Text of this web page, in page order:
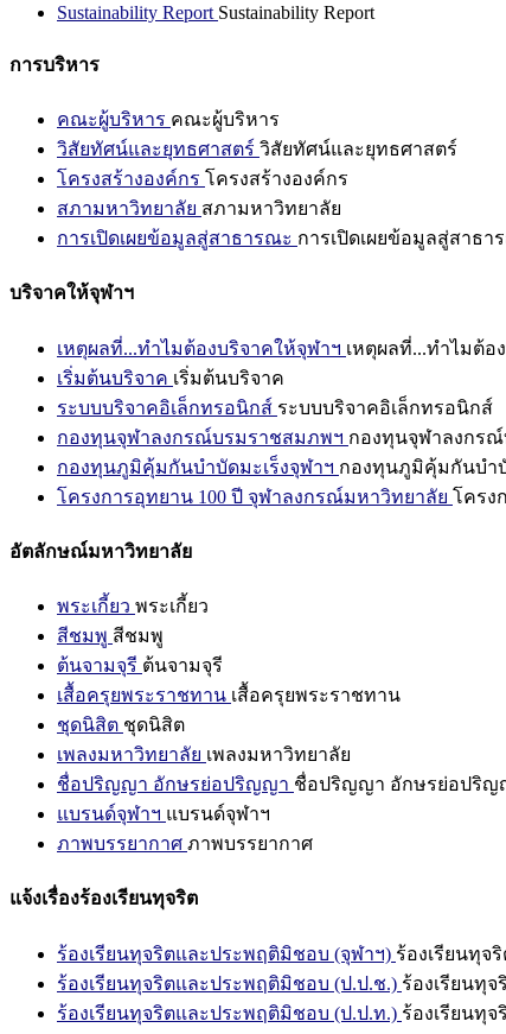
Sustainability Report Sustainability Report
การบริหาร
คณะผู้บริหาร คณะผู้บริหาร
วิสัยทัศน์และยุทธศาสตร์ วิสัยทัศน์และยุทธศาสตร์
โครงสร้างองค์กร โครงสร้างองค์กร
สภามหาวิทยาลัย สภามหาวิทยาลัย
การเปิดเผยข้อมูลสู่สาธารณะ การเปิดเผยข้อมูลสู่สาธา
บริจาคให้จุฬาฯ
เหตุผลที่...ทำไมต้องบริจาคให้จุฬาฯ เหตุผลที่...ทำไมต้อ
เริ่มต้นบริจาค เริ่มต้นบริจาค
ระบบบริจาคอิเล็กทรอนิกส์ ระบบบริจาคอิเล็กทรอนิกส์
กองทุนจุฬาลงกรณ์บรมราชสมภพฯ กองทุนจุฬาลงกร
กองทุนภูมิคุ้มกันบำบัดมะเร็งจุฬาฯ กองทุนภูมิคุ้มกันบำ
โครงการอุทยาน 100 ปี จุฬาลงกรณ์มหาวิทยาลัย โครง
อัตลักษณ์มหาวิทยาลัย
พระเกี้ยว พระเกี้ยว
สีชมพู สีชมพู
ต้นจามจุรี ต้นจามจุรี
เสื้อครุยพระราชทาน เสื้อครุยพระราชทาน
ชุดนิสิต ชุดนิสิต
เพลงมหาวิทยาลัย เพลงมหาวิทยาลัย
ชื่อปริญญา อักษรย่อปริญญา ชื่อปริญญา อักษรย่อปริญ
แบรนด์จุฬาฯ แบรนด์จุฬาฯ
ภาพบรรยากาศ ภาพบรรยากาศ
แจ้งเรื่องร้องเรียนทุจริต
ร้องเรียนทุจริตและประพฤติมิชอบ (จุฬาฯ) ร้องเรียนทุจ
ร้องเรียนทุจริตและประพฤติมิชอบ (ป.ป.ช.) ร้องเรียนทุ
ร้องเรียนทุจริตและประพฤติมิชอบ (ป.ป.ท.) ร้องเรียนทุ